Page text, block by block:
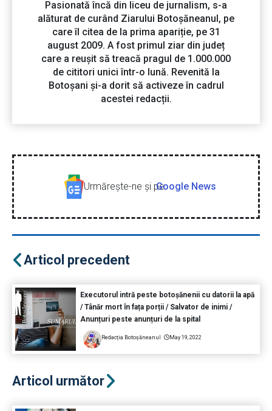
Pasionată încă din liceu de jurnalism, s-a
alăturat de curând Ziarului Botoșăneanul, pe
care îl citea de la prima apariție, pe 31
august 2009. A fost primul ziar din județ
care a reușit să treacă pragul de 1.000.000
de cititori unici într-o lună. Revenită la
Botoșani și-a dorit să activeze în cadrul
acestei redacții.
Urmăreşte-ne şi peGoogle News
Articol precedent
Executorul intră peste botoșănenii cu datorii la apă
/ Tânăr mort în fața porții / Salvator de inimi /
Anunțuri peste anunțuri de la spital
Redacția Botoșăneanul May 19, 2022
Articol următor